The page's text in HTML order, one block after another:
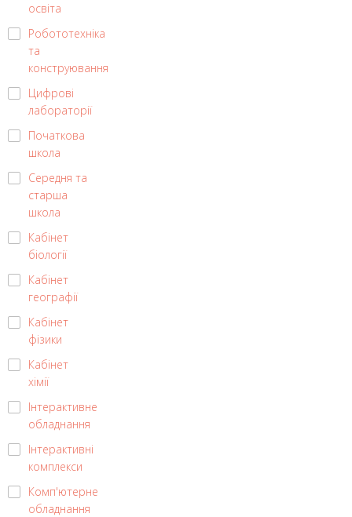
освіта
Робототехніка
та
конструювання
Цифрові
лабораторії
Початкова
школа
Середня та
старша
школа
Кабінет
біології
Кабінет
географії
Кабінет
фізики
Кабінет
хімії
Інтерактивне
обладнання
Інтерактивні
комплекси
Комп'ютерне
обладнання